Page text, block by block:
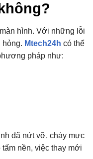
hình. Với những lỗi
hỏng. Mtech24h có thể
pháp như:
đã nứt vỡ, chảy mực
nền, việc thay mới